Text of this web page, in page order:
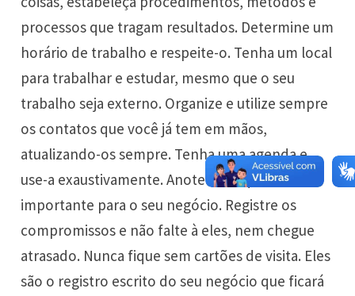
processos que tragam resultados. Determine um
horário de trabalho e respeite-o. Tenha um local
para trabalhar e estudar, mesmo que o seu
trabalho seja externo. Organize e utilize sempre
os contatos que você já tem em mãos,
atualizando-os sempre. Tenha uma agenda e
use-a exaustivamente. Anote tudo que for
importante para o seu negócio. Registre os
compromissos e não falte à eles, nem chegue
atrasado. Nunca fique sem cartões de visita. Eles
são o registro escrito do seu negócio que ficará